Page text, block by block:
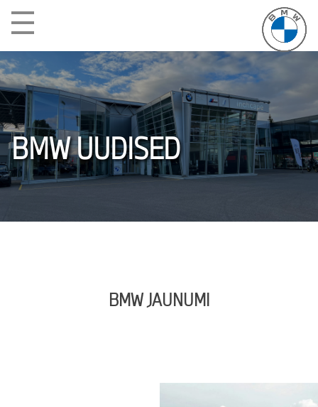
Menu
BMW UUDISED
BMW JAUNUMI